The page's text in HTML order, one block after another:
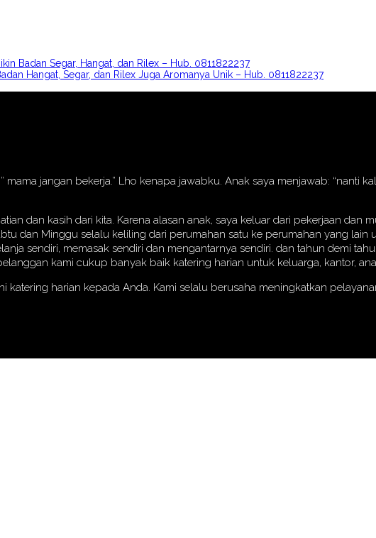
Badan Segar, Hangat, dan Rilex – Hub. 0811822237
Hangat, Segar, dan Rilex Juga Aromanya Unik – Hub. 0811822237
mama jangan bekerja.” Lho kenapa jawabku. Anak saya menjawab: “nanti
dan kasih dari kita. Karena alasan anak, saya keluar dari pekerjaan dan
dan Minggu selalu keliling dari perumahan satu ke perumahan yang
sendiri, memasak sendiri dan mengantarnya sendiri. dan tahun demi
kami cukup banyak baik katering harian untuk keluarga, kantor,
harian kepada Anda. Kami selalu berusaha meningkatkan